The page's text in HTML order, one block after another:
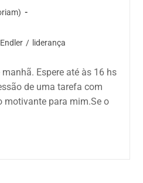
/ liderança
Espere até às 16 hs
de uma tarefa com
motivante para mim.Se o